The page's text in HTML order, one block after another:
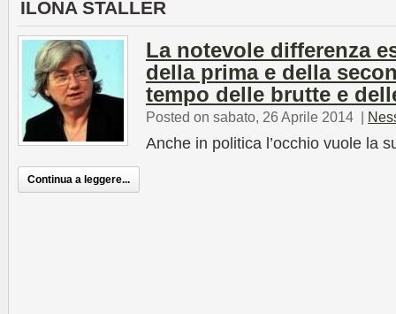
ILONA STALLER
La notevole differenza
della prima e della
tempo delle brutte e
Posted on sabato, 26 Aprile 2014 |
Anche in politica l’occhio vuole la
Continua a leggere...